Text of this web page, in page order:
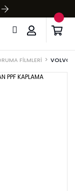
FİLMLERİ VOLVO